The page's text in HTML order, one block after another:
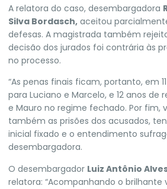
A relatora do caso, desembargadora
Silva Bordasch, aceitou
defesas. A magistrada também
decisão dos jurados foi contrária às
no processo.
“As penas finais ficam, portanto, em
para Luciano e Marcelo, e 12 anos de
e Mauro no regime fechado. Por fim,
também as prisões dos acusados,
inicial fixado e o entendimento
desembargadora.
O desembargador Luiz Antônio
relatora: “Acompanhando o